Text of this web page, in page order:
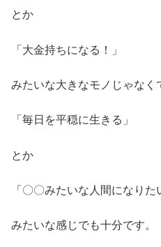
とか
「大金持ちになる！」
みたいな大きなモノじゃなく
「毎日を平穏に生きる」
とか
「〇〇みたいな人間になりた
みたいな感じでも十分です。